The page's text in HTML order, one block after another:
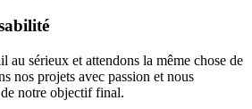
au sérieux et attendons la même chose de
nos projets avec passion et nous
notre objectif final.